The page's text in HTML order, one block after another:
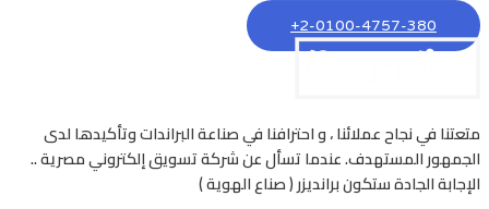
2-0100-4757-380+
متعتنا في نجاح عملائنا ، و احترافنا في صناعة البراندات وتأكيدها لدى
الجمهور المستهدف. عندما تسأل عن شركة تسويق إلكتروني مصرية ..
الإجابة الجادة ستكون برانديزر ( صناع الهوية )